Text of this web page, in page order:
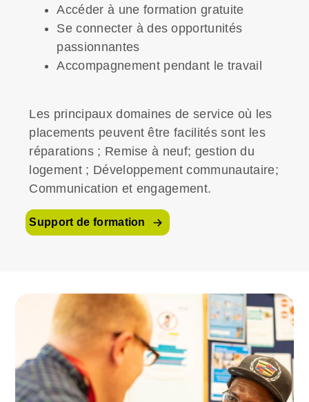
Accéder à une formation gratuite
Se connecter à des opportunités
passionnantes
Accompagnement pendant le travail
Les principaux domaines de service où les
placements peuvent être facilités sont les
réparations ; Remise à neuf; gestion du
logement ; Développement communautaire;
Communication et engagement.
Support de formation